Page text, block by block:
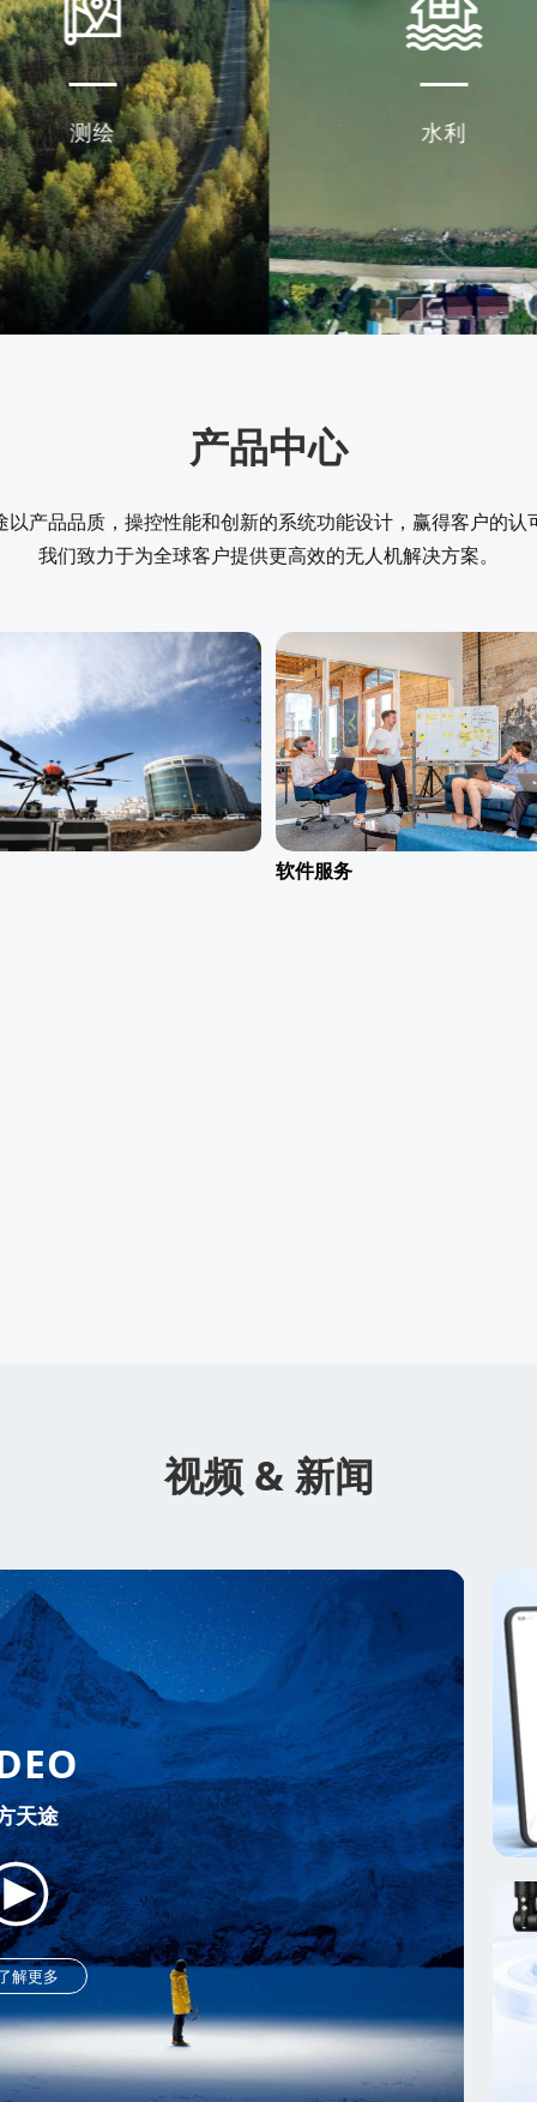
测绘
天途测绘解决方案
水利
天途水利解决方案
产品中心
以产品品质，操控性能和创新的系统功能设计，赢得客户的认
我们致力于为全球客户提供更高效的无人机解决方案。
软件服务
视频 & 新闻
天途
解更多